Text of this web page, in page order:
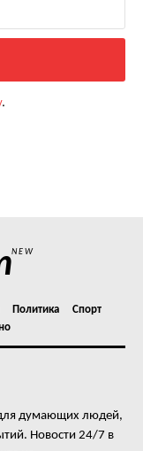
.
NEW
Политика
Спорт
думающих людей,
Новости 24/7 в